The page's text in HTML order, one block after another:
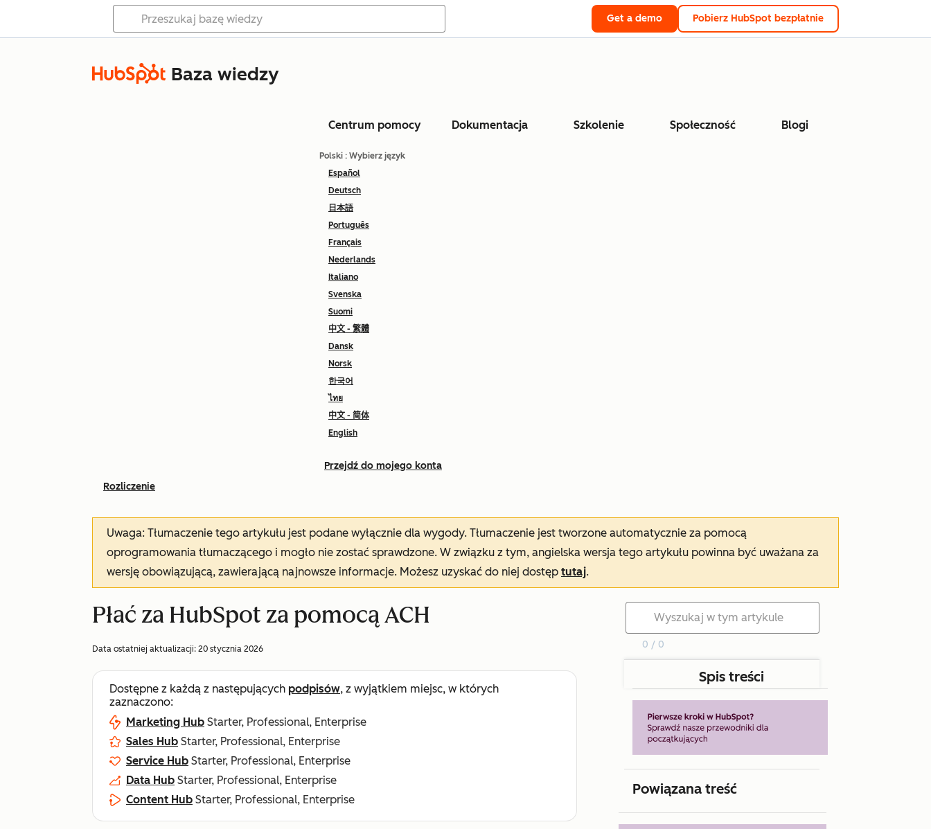
Get a demo Pobierz HubSpot bezpłatnie
Baza wiedzy
Centrum pomocy Dokumentacja Szkolenie Społeczność Blogi
Polski : Wybierz język
Español
Deutsch
日本語
Português
Français
Nederlands
Italiano
Svenska
Suomi
中文 - 繁體
Dansk
Norsk
한국어
ไทย
中文 - 简体
English
Przejdź do mojego konta
Rozliczenie
Uwaga: Tłumaczenie tego artykułu jest podane wyłącznie dla wygody. Tłumaczenie jest tworzone automatycznie za pomocą
oprogramowania tłumaczącego i mogło nie zostać sprawdzone. W związku z tym, angielska wersja tego artykułu powinna być uważana za
wersję obowiązującą, zawierającą najnowsze informacje. Możesz uzyskać do niej dostęp tutaj.
Płać za HubSpot za pomocą ACH
Data ostatniej aktualizacji: 20 stycznia 2026
Dostępne z każdą z następujących podpisów, z wyjątkiem miejsc, w których
zaznaczono:
Marketing Hub Starter, Professional, Enterprise
Sales Hub Starter, Professional, Enterprise
Service Hub Starter, Professional, Enterprise
Data Hub Starter, Professional, Enterprise
Content Hub Starter, Professional, Enterprise
0 / 0
Spis treści
Powiązana treść